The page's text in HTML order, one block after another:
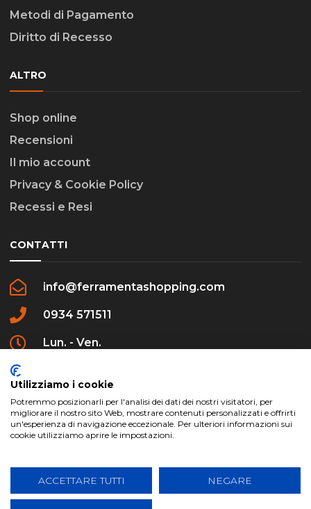
Metodi di Pagamento
Diritto di Recesso
ALTRO
Shop online
Recensioni
Il mio account
Privacy & Cookie Policy
Recessi e Resi
CONTATTI
info@ferramentashopping.com
0934 571511
Lun. - Ven.
Creative Agency | All Rights Reserved.
Utilizziamo i cookie
Potremmo posizionarli per l'analisi dei dati dei nostri visitatori, per
migliorare il nostro sito Web, mostrare contenuti personalizzati e offrirti
un'esperienza di navigazione eccezionale. Per ulteriori informazioni sui
cookie utilizziamo aprire le impostazioni.
ACCETTARE TUTTI NEGARE